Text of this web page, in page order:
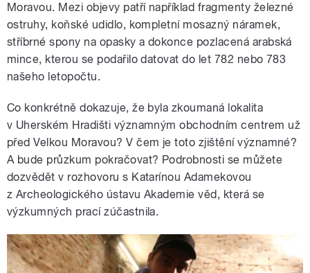
Moravou. Mezi objevy patří například fragmenty železné
ostruhy, koňské udidlo, kompletní mosazný náramek,
stříbrné spony na opasky a dokonce pozlacená arabská
mince, kterou se podařilo datovat do let 782 nebo 783
našeho letopočtu.
Co konkrétně dokazuje, že byla zkoumaná lokalita
v Uherském Hradišti významným obchodním centrem už
před Velkou Moravou? V čem je toto zjištění významné?
A bude průzkum pokračovat? Podrobnosti se můžete
dozvědět v rozhovoru s Katarínou Adamekovou
z Archeologického ústavu Akademie věd, která se
výzkumných prací zúčastnila.